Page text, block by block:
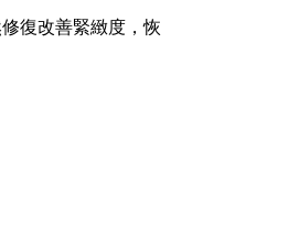
復改善緊緻度，恢